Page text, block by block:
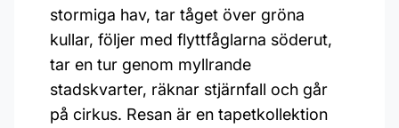
stormiga hav, tar tåget över gröna
kullar, följer med flyttfåglarna söderut,
tar en tur genom myllrande
stadskvarter, räknar stjärnfall och går
på cirkus. Resan är en tapetkollektion